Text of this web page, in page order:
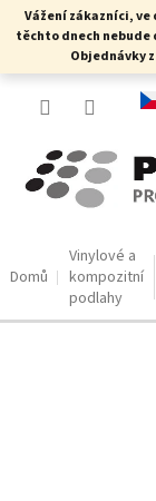
PřejítVážení zákazníci, ve
těchto dnech
Objednávky
Domů
Vinylové a
kompozitní
podlahy